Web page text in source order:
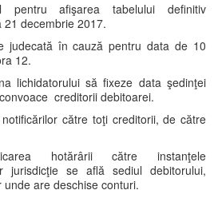
pentru afişarea tabelului definitiv
decembrie 2017.
judecată în cauză pentru data de 10
12.
lichidatorului să fixeze data şedinţei
creditorii debitoarei.
către toţi creditorii, de către
hotărârii către instanţele
jurisdicţie se află sediul debitorului,
are deschise conturi.